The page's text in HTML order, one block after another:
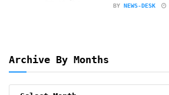
BY NEWS-DESK
Archive By Months